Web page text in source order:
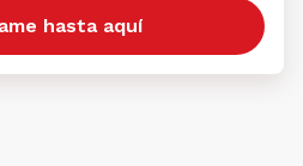
hasta aquí